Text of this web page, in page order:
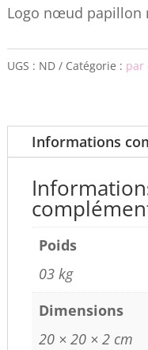
Logo nœud papillon
UGS : ND Catégorie : par
Informations
Poids
03 kg
Dimensions
20 × 20 × 2 cm